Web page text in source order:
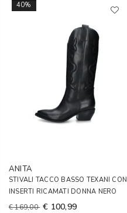
40%
ANITA
STIVALI TACCO BASSO TEXANI CON
INSERTI RICAMATI DONNA NERO
€ 169,00 € 100,99